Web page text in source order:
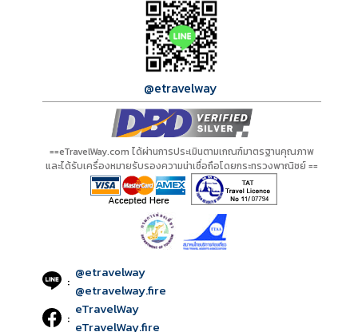
@etravelway
==eTravelWay.com ได้ผ่านการประเมินตามเกณฑ์มาตรฐานคุณภาพ
และได้รับเครื่องหมายรับรองความน่าเชื่อถือโดยกระทรวงพาณิชย์ ==
: @etravelway
@etravelway.fire
: eTravelWay
eTravelWay.fire